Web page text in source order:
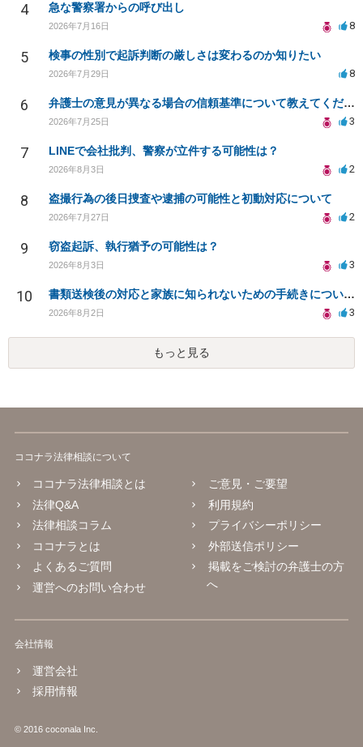
4 急な警察署からの呼び出し
2026年7月16日 8
5 検事の性別で起訴判断の厳しさは変わるのか知りたい
2026年7月29日 8
6 弁護士の意見が異なる場合の信頼基準について教えてください
2026年7月25日 3
7 LINEで会社批判、警察が立件する可能性は？
2026年8月3日 2
8 盗撮行為の後日捜査や逮捕の可能性と初動対応について
2026年7月27日 2
9 窃盗起訴、執行猶予の可能性は？
2026年8月3日 3
10 書類送検後の対応と家族に知られないための手続きについて相談
2026年8月2日 3
もっと見る
ココナラ法律相談について
ココナラ法律相談とは
法律Q&A
法律相談コラム
ココナラとは
よくあるご質問
運営へのお問い合わせ
ご意見・ご要望
利用規約
プライバシーポリシー
外部送信ポリシー
掲載をご検討の弁護士の方
へ
会社情報
運営会社
採用情報
© 2016 coconala Inc.